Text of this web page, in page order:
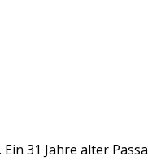
31 Jahre alter